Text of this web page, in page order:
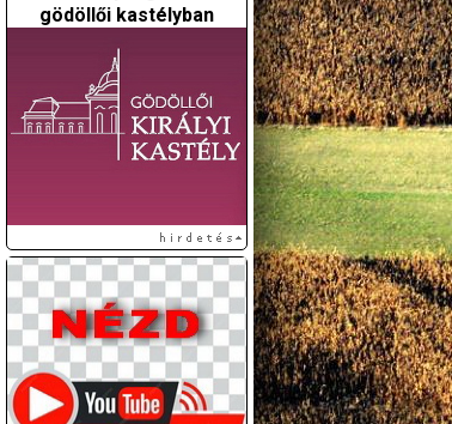
gödöllői kastélyban